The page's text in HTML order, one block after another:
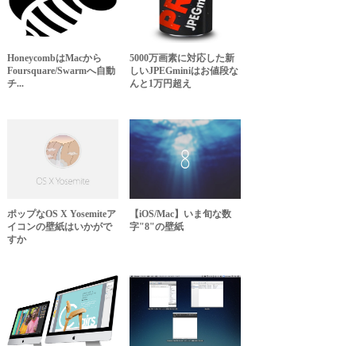
HoneycombはMacから
Foursquare/Swarmへ自動
チ...
5000万画素に対応した新
しいJPEGminiはお値段な
んと1万円超え
ポップなOS X Yosemiteア
イコンの壁紙はいかがで
すか
【iOS/Mac】いま旬な数
字"8"の壁紙